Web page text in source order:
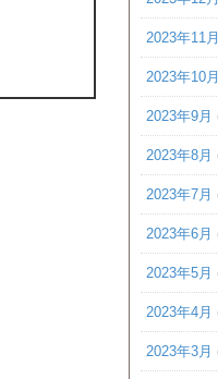
2023年11月
2023年10月
2023年9月
2023年8月
2023年7月
2023年6月
2023年5月
2023年4月
2023年3月